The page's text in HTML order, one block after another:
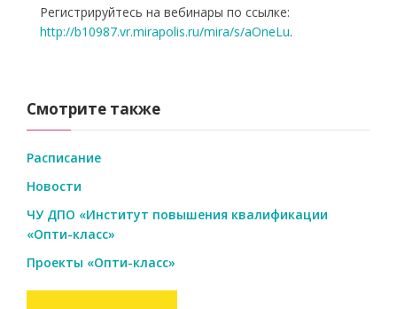
Регистрируйтесь на вебинары по ссылке:
http://b10987.vr.mirapolis.ru/mira/s/aOneLu.
Смотрите также
Расписание
Новости
ЧУ ДПО «Институт повышения квалификации
«Опти-класс»
Проекты «Опти-класс»